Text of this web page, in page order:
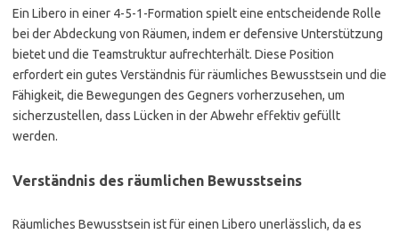
Ein Libero in einer 4-5-1-Formation spielt eine entscheidende Rolle
bei der Abdeckung von Räumen, indem er defensive Unterstützung
bietet und die Teamstruktur aufrechterhält. Diese Position
erfordert ein gutes Verständnis für räumliches Bewusstsein und die
Fähigkeit, die Bewegungen des Gegners vorherzusehen, um
sicherzustellen, dass Lücken in der Abwehr effektiv gefüllt
werden.
Verständnis des räumlichen Bewusstseins
Räumliches Bewusstsein ist für einen Libero unerlässlich, da es